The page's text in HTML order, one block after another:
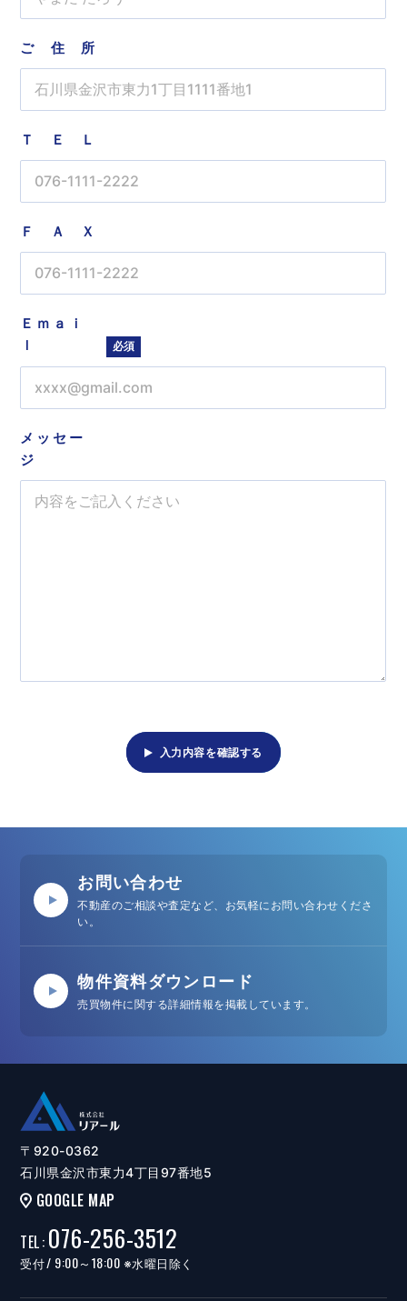
ご住所
ＴＥＬ
ＦＡＸ
Ｅｍａｉ
ｌ
必須
メッセー
ジ
入力内容を確認する
お問い合わせ
不動産のご相談や査定など、お気軽にお問い合わせくださ
い。
物件資料ダウンロード
売買物件に関する詳細情報を掲載しています。
〒920-0362
石川県金沢市東力4丁目97番地5
GOOGLE MAP
TEL: 076-256-3512
受付/ 9:00～18:00 ※水曜日除く